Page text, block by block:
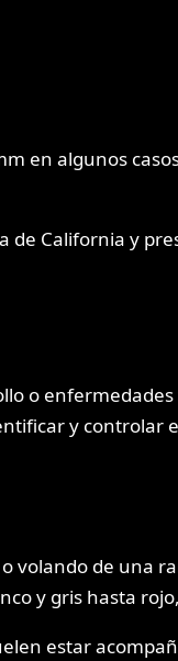
en algunos
de California y
o
y controlar
volando de una
y gris hasta
estar